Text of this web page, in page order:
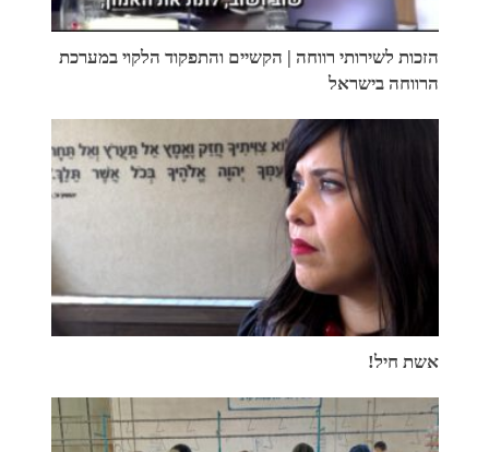
הזכות לשירותי רווחה | הקשיים והתפקוד הלקוי במערכת
הרווחה בישראל
אשת חיל!